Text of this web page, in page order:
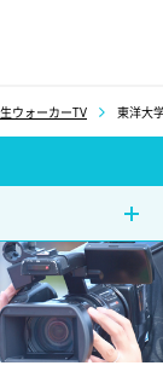
ウォーカーTV 東洋大